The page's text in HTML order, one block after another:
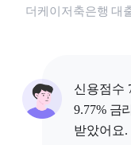
더케이저축은행 대
신용점수
9.77% 금
받았어요.